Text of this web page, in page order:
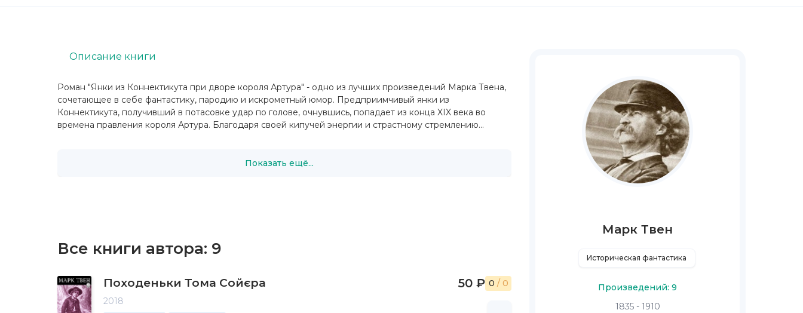
Роман "Янки из Коннектикута при дворе короля Артура" - одно из лучших произведений Марка Твена,
сочетающее в себе фантастику, пародию и искрометный юмор. Предприимчивый янки из
Коннектикута, получивший в потасовке удар по голове, очнувшись, попадает из конца XIX века во
времена правления короля Артура. Благодаря своей кипучей энергии и страстному стремлению...
Показать ещё...
Описание книги
Все книги автора: 9
Походеньки Тома Сойєра
2018
50 ₽ 0 / 0
Марк Твен
Историческая фантастика
Произведений: 9
1835 - 1910